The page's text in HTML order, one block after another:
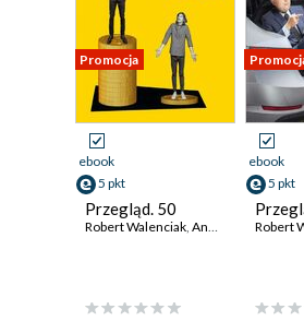
Promocja
ebook
5 pkt
Przegląd. 50
Robert Walenciak, Andrzej Sikorski ,
ebook
5 pkt
Robert